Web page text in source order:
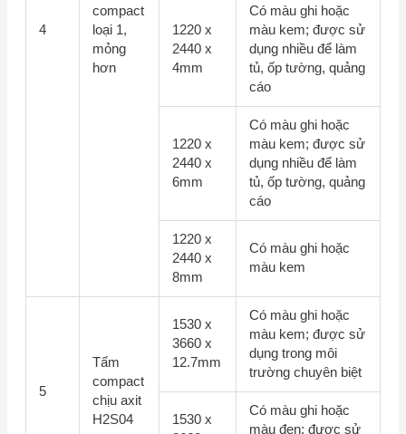
4
compact
loại 1,
mỏng
hơn
1220 x
2440 x
4mm
Có màu ghi hoặc
màu kem; được sử
dụng nhiều để làm
tủ, ốp tường, quảng
cáo
1220 x
2440 x
6mm
Có màu ghi hoặc
màu kem; được sử
dụng nhiều để làm
tủ, ốp tường, quảng
cáo
1220 x
2440 x
8mm
Có màu ghi hoặc
màu kem
5
Tấm
compact
chịu axit
H2S04
1530 x
3660 x
12.7mm
Có màu ghi hoặc
màu kem; được sử
dụng trong môi
trường chuyên biệt
1530 x
Có màu ghi hoặc
màu đen; được sử